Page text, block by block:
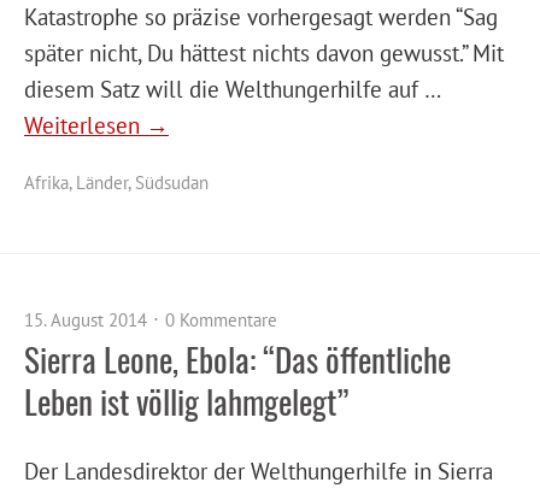
Katastrophe so präzise vorhergesagt werden “Sag
später nicht, Du hättest nichts davon gewusst.” Mit
diesem Satz will die Welthungerhilfe auf …
Weiterlesen →
Afrika, Länder, Südsudan
15. August 2014 0 Kommentare
Sierra Leone, Ebola: “Das öffentliche
Leben ist völlig lahmgelegt”
Der Landesdirektor der Welthungerhilfe in Sierra